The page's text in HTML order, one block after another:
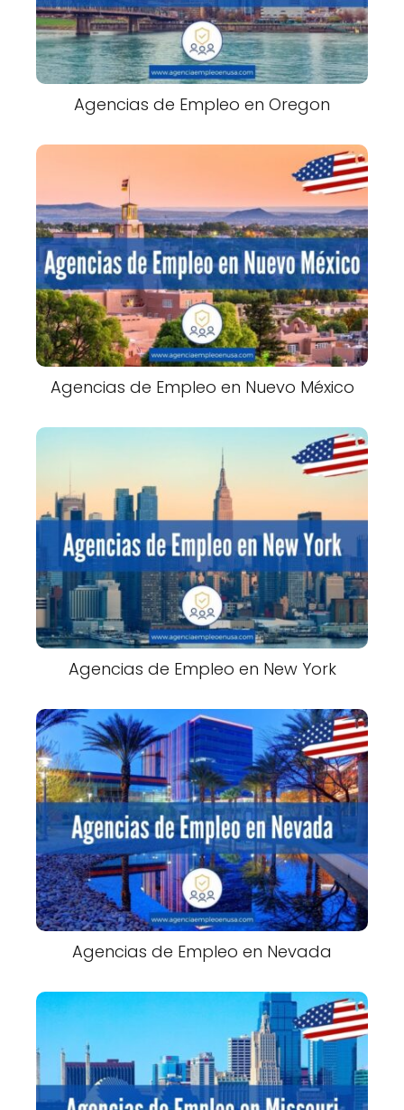
Agencias de Empleo en Oregon
Agencias de Empleo en Nuevo México
Agencias de Empleo en New York
Agencias de Empleo en Nevada